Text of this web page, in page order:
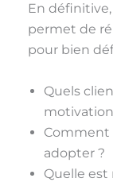
En
permet de
pour bien
Quels
adopter ?
Quelle